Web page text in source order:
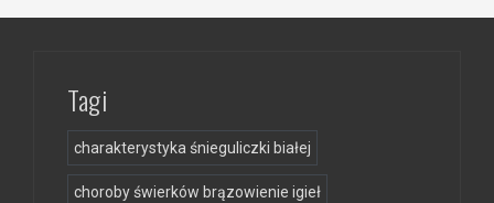
Tagi
charakterystyka śnieguliczki białej
choroby świerków brązowienie igieł